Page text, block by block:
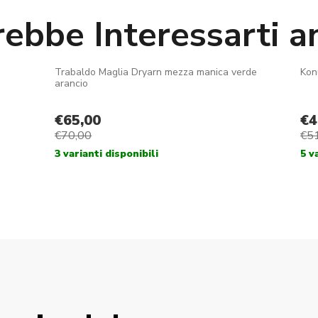
Interessarti